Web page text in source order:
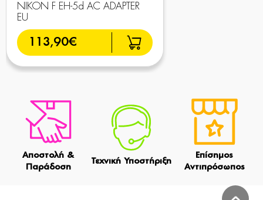
NIKON F EH-5d AC ADAPTER
EU
113,90€
Αποστολή &
Παράδοση
Τεχνική Υποστήριξη
Επίσημος
Αντιπρόσωπος